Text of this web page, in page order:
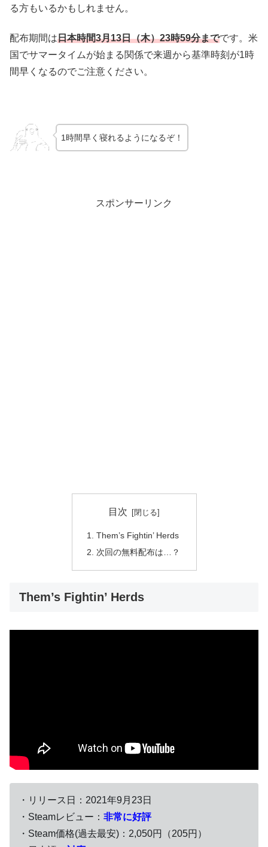
る方もいるかもしれません。
配布期間は日本時間3月13日（木）23時59分までです。米
国でサマータイムが始まる関係で来週から基準時刻が1時
間早くなるのでご注意ください。
1時間早く寝れるようになるぞ！
スポンサーリンク
目次
Them’s Fightin’ Herds
次回の無料配布は…？
Them’s Fightin’ Herds
・リリース日：2021年9月23日
・Steamレビュー： 非常に好評
・Steam価格(過去最安)：2,050円（205円）